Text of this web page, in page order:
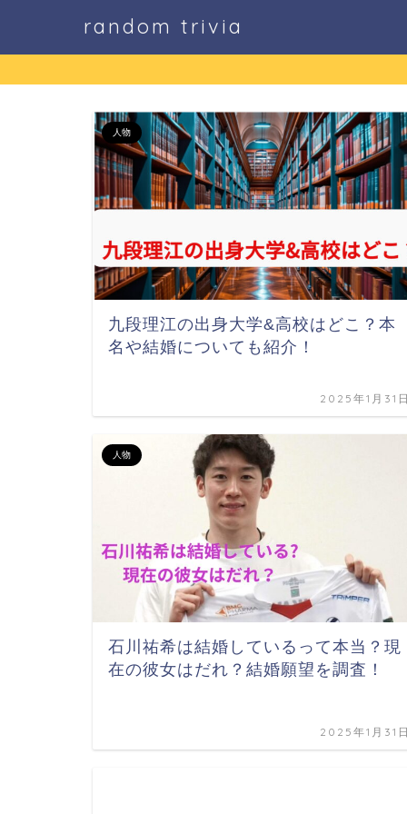
random trivia
人物
九段理江の出身大学&高校はどこ？本
名や結婚についても紹介！
2025年1月31
人物
石川祐希は結婚しているって本当？現
在の彼女はだれ？結婚願望を調査！
2025年1月31